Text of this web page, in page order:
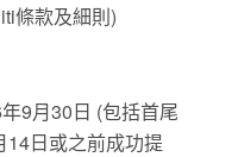
條款及細則)
9月30日 (包括首尾
14日或之前成功提